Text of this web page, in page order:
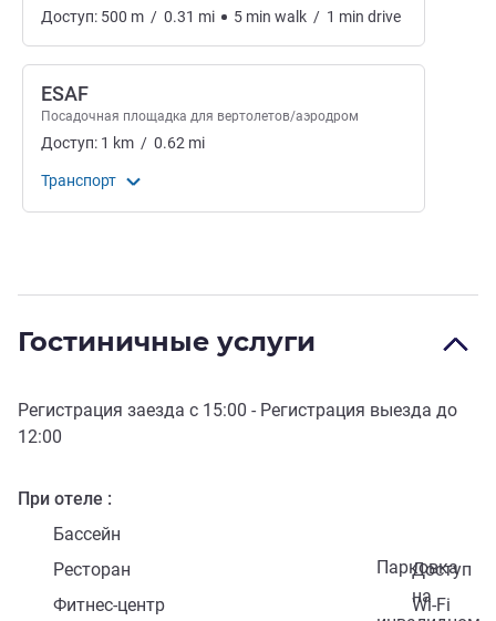
Доступ: 500 m / 0.31 mi 5 min walk / 1 min drive
ESAF
Посадочная площадка для вертолетов/аэродром
Доступ: 1 km / 0.62 mi
Транспорт
Гостиничные услуги
Регистрация заезда с 15:00 - Регистрация выезда до
12:00
При отеле
Бассейн
Парковка
Ресторан
Доступ
на
Фитнес-центр Wi-Fi